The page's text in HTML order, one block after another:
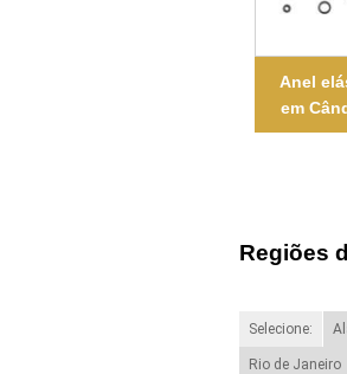
Anel
em
Regiões
Selecione:
Rio de Janeiro